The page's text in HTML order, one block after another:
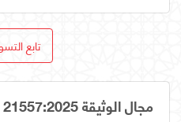
تابع
مجال الوثيقة ISO 21557:2025